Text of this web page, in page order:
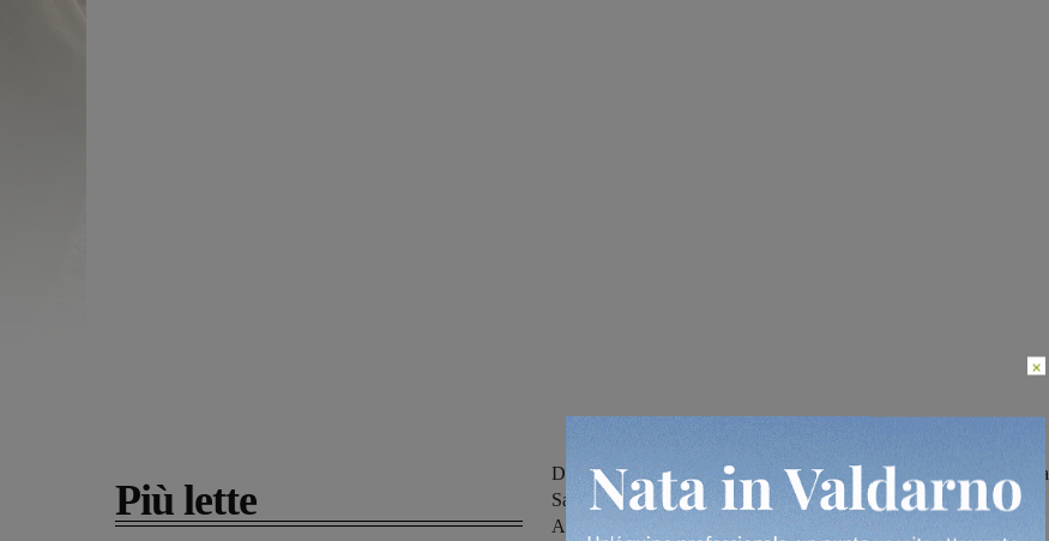
Più lette
Dopo le vittorie ottenute contro Gualdo Casacastalda e Pianese, la
Sangiovannese cercherà di avere la meglio sulla Massese.
Appuntamento alle 15 al “Virgilio Fedini”
×